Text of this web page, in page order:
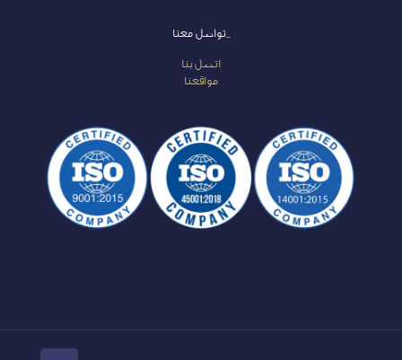
_تواصل معنا
اتصل بنا
مواقعنا